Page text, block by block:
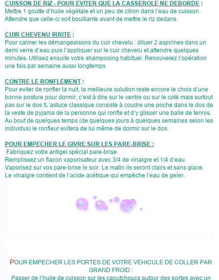
CUISSON DE RIZ - POUR EVITER QUE LA CASSEROLE NE DEBORDE :
Mettre 1 goutte d’huile végétale et un peu de citron dans l’eau de cuisson.
Attendre que celle-ci soit bouillante avant de mettre le riz dedans.
CUIR CHEVENU IRRITE :
Pour calmer les démangeaisons du cuir chevelu : diluer 2 aspirines dans un
demi verre d’eau puis l’appliquer sur le cuir chevelu et attendre quelques
minutes. Utilisez ensuite votre shampooing habituel. Renouvelez l’opération
une fois par semaine aussi longtemps
CONTRE LE RONFLEMENT :
Pour eviter de ronfler la nuit, la meilleure solution reste encore le choix d’une
bonne posture pour dormir, c’est à dire sur le ventre ou sur le coté mais surtout
pas sur le dos !L’astuce classique consiste à coudre une poche dans le dos de
la veste de pyjama de la personne qui ronfle et d’y glisser une balle de tennis.
Au bout de quelques temps (de quelques jours à quelques semaines selon les
individus) le ronfleur evitera de lui même de dormir sur le dos.
POUR EMPECHER LE GIVRE SUR LES PARE-BRISE :
Fabriquez votre antigel spécial pare-brise.
Remplissez un flacon vaporisateur avec 3/4 de vinaigre et 1/4 d’eau.
Vaporisez sur vos pare-brise le soir. Le matin ils seront clairs et sans glace.
Le vinaigre contient de l’acide acétique qui empêche l’eau de geler.
POUR EMPECHER LES PORTES DE VOTRE VEHICULE DE COLLER PAR
GRAND FROID :
Passer de l’huile de cuisson sur les caoutchoucs autour des portes avec un